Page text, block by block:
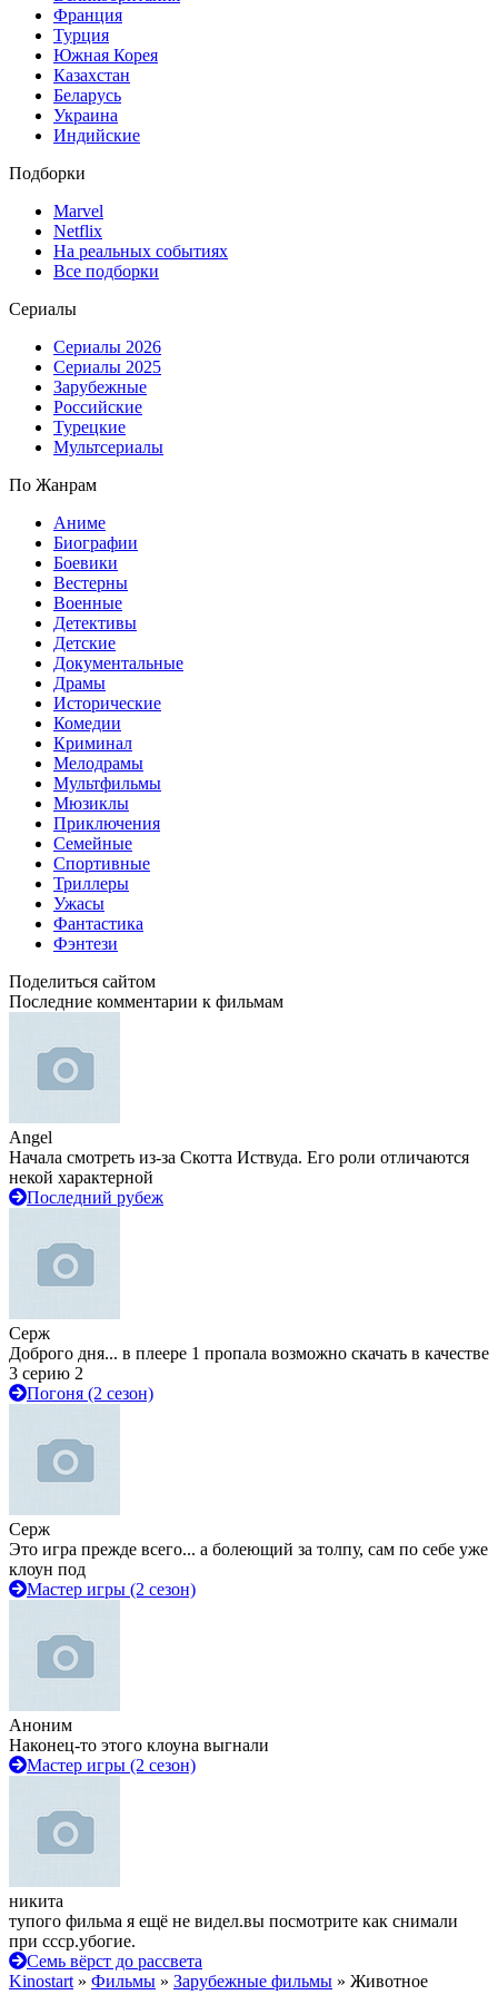
Франция
Турция
Южная Корея
Казахстан
Беларусь
Украина
Индийские
Подборки
Marvel
Netflix
На реальных событиях
Все подборки
Сериалы
Сериалы 2026
Сериалы 2025
Зарубежные
Российские
Турецкие
Мультсериалы
По Жанрам
Аниме
Биографии
Боевики
Вестерны
Военные
Детективы
Детские
Документальные
Драмы
Исторические
Комедии
Криминал
Мелодрамы
Мультфильмы
Мюзиклы
Приключения
Семейные
Спортивные
Триллеры
Ужасы
Фантастика
Фэнтези
Поделиться сайтом
Последние комментарии к фильмам
Angel
Начала смотреть из-за Скотта Иствуда. Его роли отличаются
некой характерной
Последний рубеж
Серж
Доброго дня... в плеере 1 пропала возможно скачать в качестве
3 серию 2
Погоня (2 сезон)
Серж
Это игра прежде всего... а болеющий за толпу, сам по себе уже
клоун под
Мастер игры (2 сезон)
Аноним
Наконец-то этого клоуна выгнали
Мастер игры (2 сезон)
никита
тупого фильма я ещё не видел.вы посмотрите как снимали
при ссср.убогие.
Семь вёрст до рассвета
Kinostart » Фильмы » Зарубежные фильмы » Животное